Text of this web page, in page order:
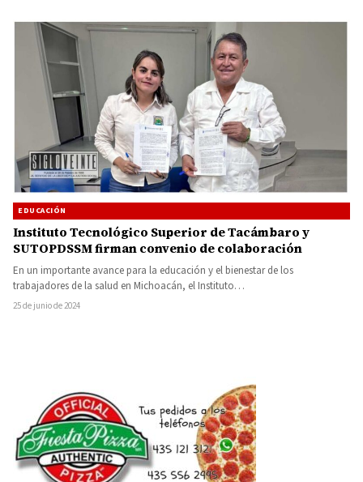
EDUCACIÓN
Instituto Tecnológico Superior de Tacámbaro y
SUTOPDSSM firman convenio de colaboración
En un importante avance para la educación y el bienestar de los
trabajadores de la salud en Michoacán, el Instituto…
25 de junio de 2024